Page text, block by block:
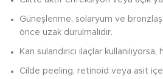
Güneşlenme, solaryum ve
önce uzak durulmalıdır.
Kan sulandırıcı ilaçlar
Cilde peeling, retinoid veya asit